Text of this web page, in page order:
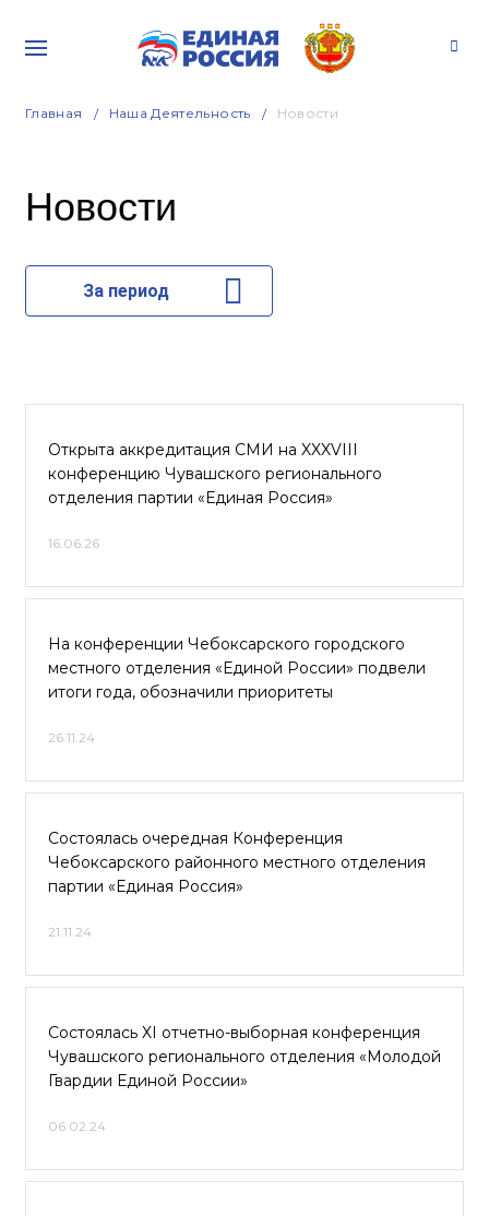
Главная Наша Деятельность Новости
Новости
За период
Открыта аккредитация СМИ на XXXVIII
конференцию Чувашского регионального
отделения партии «Единая Россия»
16.06.26
На конференции Чебоксарского городского
местного отделения «Единой России» подвели
итоги года, обозначили приоритеты
26.11.24
Состоялась очередная Конференция
Чебоксарского районного местного отделения
партии «Единая Россия»
21.11.24
Состоялась ХI отчетно-выборная конференция
Чувашского регионального отделения «Молодой
Гвардии Единой России»
06.02.24